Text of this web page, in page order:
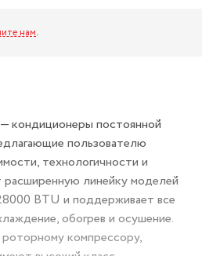
нам.
кондиционеры постоянной
пользователю
технологичности и
линейку моделей
BTU и поддерживает все
обогрев и осушение.
компрессору,